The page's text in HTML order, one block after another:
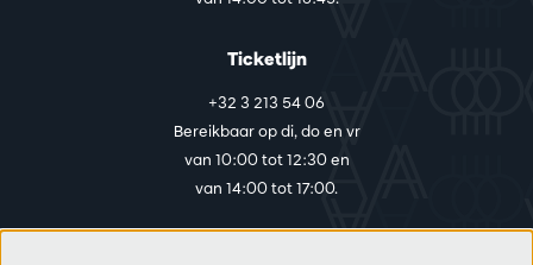
Ticketlijn
+32 3 213 54 06
Bereikbaar op di, do en vr
van 10:00 tot 12:30 en
van 14:00 tot 17:00.